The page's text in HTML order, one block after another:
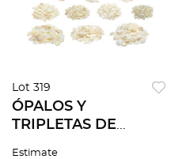
Lot 319
ÓPALOS Y
TRIPLETAS DE
Estimate